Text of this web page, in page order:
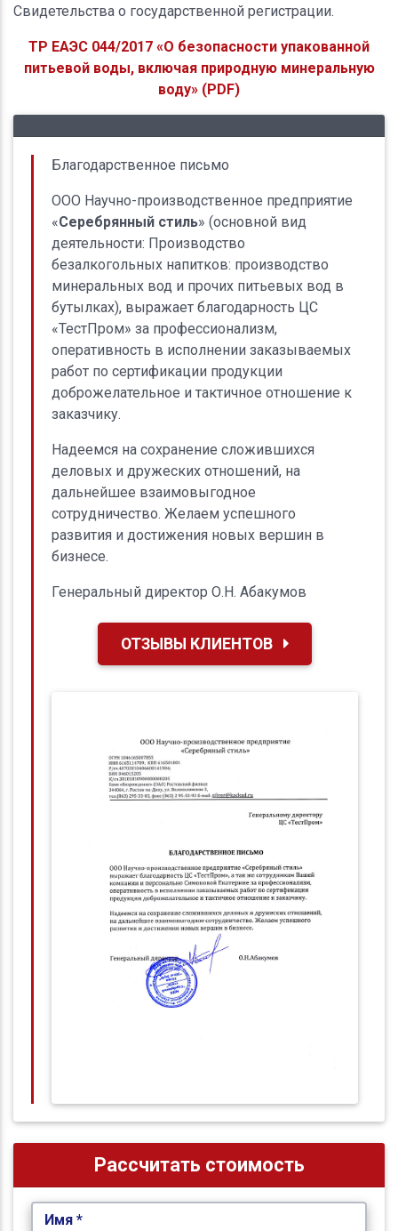
Свидетельства о государственной регистрации.
ТР ЕАЭС 044/2017 «О безопасности упакованной
питьевой воды, включая природную минеральную
воду» (PDF)
Благодарственное письмо
ООО Научно-производственное предприятие
«Серебрянный стиль» (основной вид
деятельности: Производство
безалкогольных напитков: производство
минеральных вод и прочих питьевых вод в
бутылках), выражает благодарность ЦС
«ТестПром» за профессионализм,
оперативность в исполнении заказываемых
работ по сертификации продукции
доброжелательное и тактичное отношение к
заказчику.
Надеемся на сохранение сложившихся
деловых и дружеских отношений, на
дальнейшее взаимовыгодное
сотрудничество. Желаем успешного
развития и достижения новых вершин в
бизнесе.
Генеральный директор О.Н. Абакумов
ОТЗЫВЫ КЛИЕНТОВ
Рассчитать стоимость
Имя *